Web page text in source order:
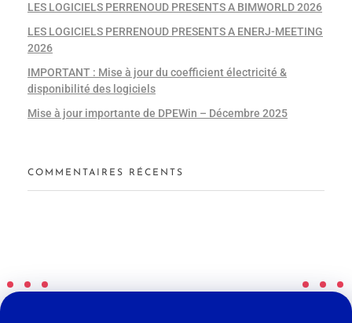
LES LOGICIELS PERRENOUD PRESENTS A BIMWORLD 2026
LES LOGICIELS PERRENOUD PRESENTS A ENERJ-MEETING
2026
IMPORTANT : Mise à jour du coefficient électricité &
disponibilité des logiciels
Mise à jour importante de DPEWin – Décembre 2025
COMMENTAIRES RÉCENTS